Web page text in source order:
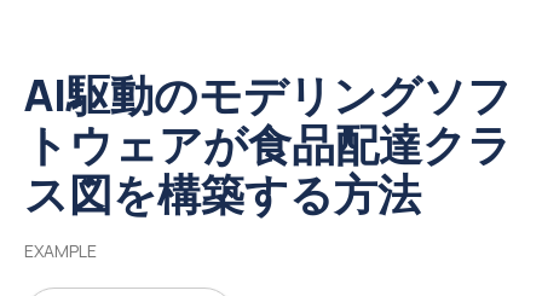
AI駆動のモデリングソフ
トウェアが食品配達クラ
ス図を構築する方法
EXAMPLE